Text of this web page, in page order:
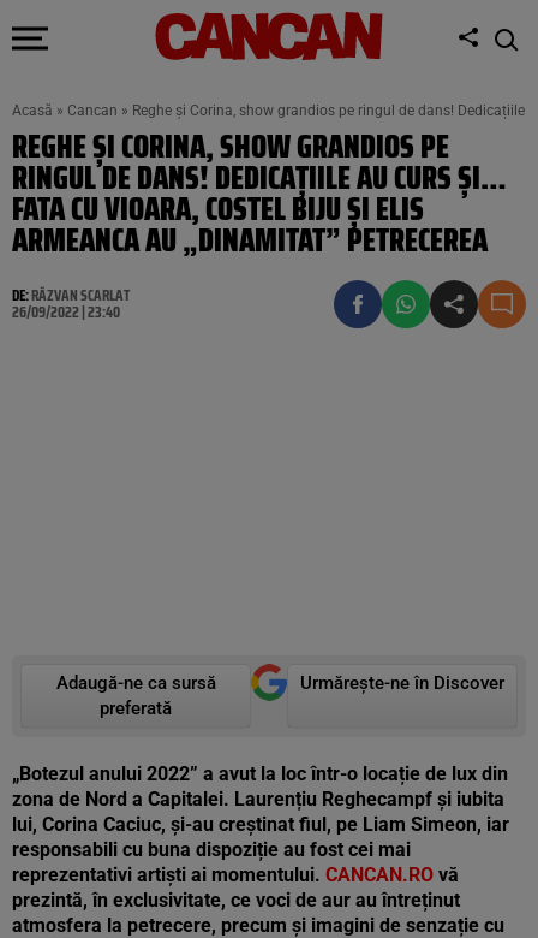
Acasă » Cancan » Reghe și Corina, show grandios pe ringul de dans! Dedicațiile
REGHE ȘI CORINA, SHOW GRANDIOS PE
RINGUL DE DANS! DEDICAȚIILE AU CURS ȘI…
FATA CU VIOARA, COSTEL BIJU ȘI ELIS
ARMEANCA AU „DINAMITAT” PETRECEREA
DE:RĂZVAN SCARLAT
26/09/2022 | 23:40
Adaugă-ne ca sursă
preferată
Urmărește-ne în Discover
„Botezul anului 2022” a avut la loc într-o locație de lux din
zona de Nord a Capitalei. Laurențiu Reghecampf și iubita
lui, Corina Caciuc, și-au creștinat fiul, pe Liam Simeon, iar
responsabili cu buna dispoziție au fost cei mai
reprezentativi artiști ai momentului. CANCAN.RO vă
prezintă, în exclusivitate, ce voci de aur au întreținut
atmosfera la petrecere, precum și imagini de senzație cu